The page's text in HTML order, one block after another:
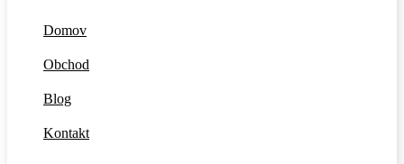
Domov
Obchod
Blog
Kontakt